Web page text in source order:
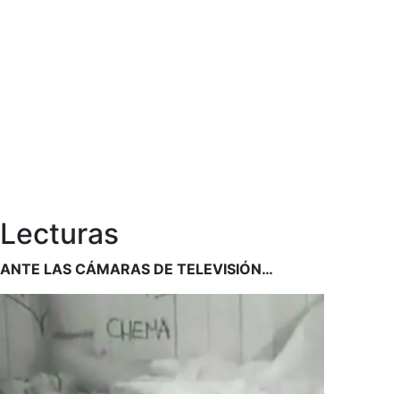
Lecturas
ANTE LAS CÁMARAS DE TELEVISIÓN…